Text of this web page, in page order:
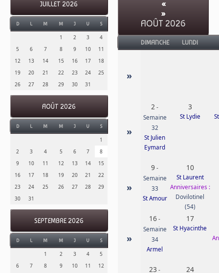
JUILLET 2026
D L M M J V S
1 2 3
4
5
6 7 8 9 10
11
12
13 14 15 16 17
18
19
20 21 22 23 24
25
26
27 28 29 30 31
AOÛT 2026
D L M M J V S
1
2
3 4 5 6 7
8
9
10 11 12 13 14
15
16
17 18 19 20 21
22
23
24 25 26 27 28
29
30
31
SEPTEMBRE 2026
D L M M J V S
1 2 3 4
5
6
7 8 9 10 11 12
«
»
AOÛT 2026
DIMANCHE LUNDI
»
»
2 -
Semaine
32
St Julien
Eymard
3
St Lydie
»
9 -
Semaine
33
St Amour
10
St Laurent
Anniversaires :
Dovilotinel
(54)
»
16 -
Semaine
34
Armel
17
St Hyacinthe
23 - 24